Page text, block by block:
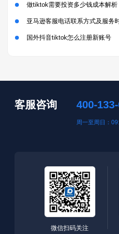
做tiktok需要投资多少钱成本解析
亚马逊客服电话联系方式及服务
国外抖音tiktok怎么注册新账号
客服咨询 400-
周一至周日：
微信扫码关注